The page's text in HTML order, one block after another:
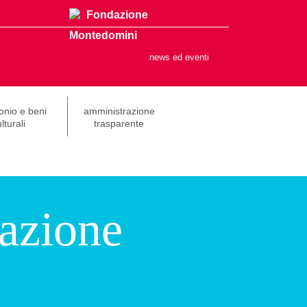
Fondazione
Montedomini
news ed eventi
e beni
amministrazione
trasparente